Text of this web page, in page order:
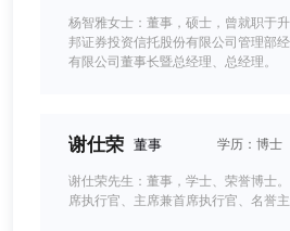
杨智雅女士：董事，硕士，曾就职于
邦证券投资信托股份有限公司管理部
有限公司董事长暨总经理、总经理。
谢仕荣 董事 学历：博士
谢仕荣先生：董事，学士、荣誉博士
席执行官、主席兼首席执行官、名誉